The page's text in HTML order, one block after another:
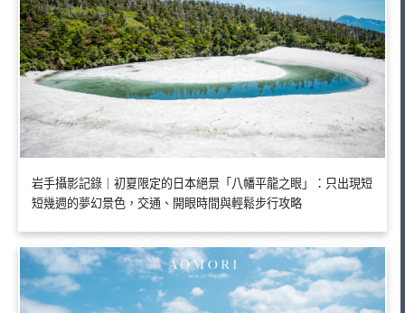
岩手攝影記錄｜初夏限定的日本絕景「八幡平龍之眼」：只出現短
短幾週的夢幻景色，交通、開眼時間與輕鬆步行攻略